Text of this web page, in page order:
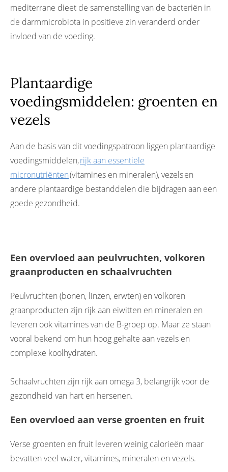
mediterrane dieet de samenstelling van de bacteriën in
de darmmicrobiota in positieve zin veranderd onder
invloed van de voeding.
Plantaardige
voedingsmiddelen: groenten en
vezels
Aan de basis van dit voedingspatroon liggen plantaardige
voedingsmiddelen,rijk aan essentiële
micronutriënten(vitamines en mineralen), vezels en
andere plantaardige bestanddelen die bijdragen aan een
goede gezondheid.
Een overvloed aan peulvruchten, volkoren
graanproducten en schaalvruchten
Peulvruchten (bonen, linzen, erwten) en volkoren
graanproducten zijn rijk aan eiwitten en mineralen en
leveren ook vitamines van de B-groep op. Maar ze staan
vooral bekend om hun hoog gehalte aan vezels en
complexe koolhydraten.
Schaalvruchten zijn rijk aan omega 3, belangrijk voor de
gezondheid van hart en hersenen.
Een overvloed aan verse groenten en fruit
Verse groenten en fruit leveren weinig calorieën maar
bevatten veel water, vitamines, mineralen en vezels.